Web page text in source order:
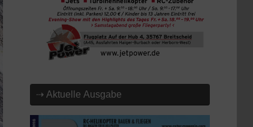
⇢ Aktuelle Ausgabe